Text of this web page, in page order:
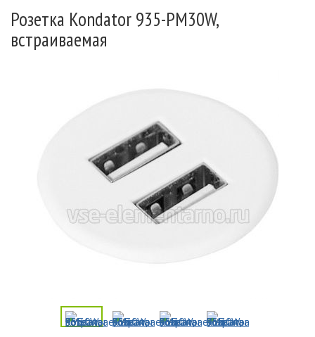
Розетка Kondator 935-PM30W,
встраиваемая